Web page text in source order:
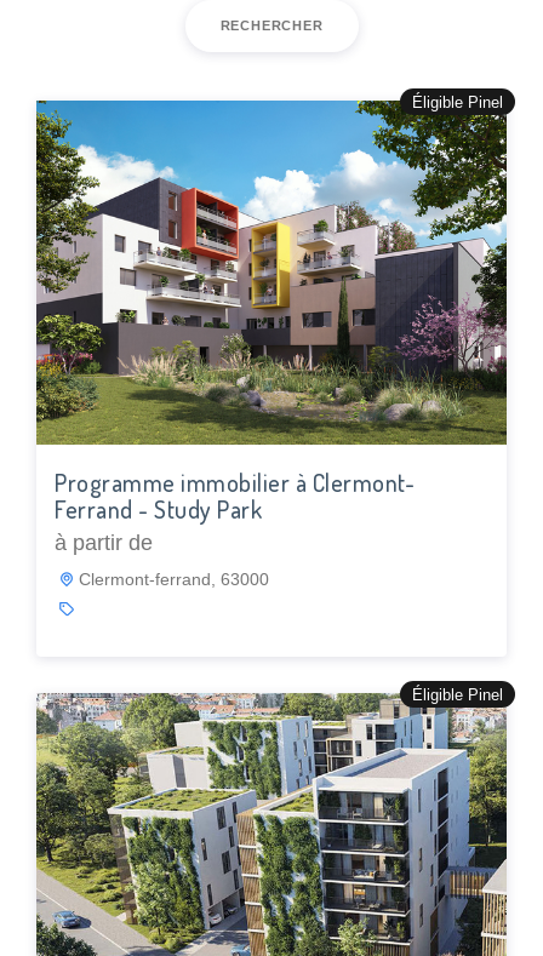
RECHERCHER
Éligible Pinel
Programme immobilier à Clermont-
Ferrand - Study Park
à partir de
Clermont-ferrand, 63000
Éligible Pinel